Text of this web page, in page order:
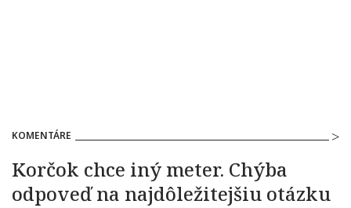
KOMENTÁRE
Korčok chce iný meter. Chýba
odpoveď na najdôležitejšiu otázku